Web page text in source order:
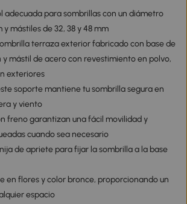
adecuada para sombrillas con un diámetro
y mástiles de 32, 38 y 48 mm
terraza exterior fabricado con base de
mástil de acero con revestimiento en polvo,
exteriores
soporte mantiene tu sombrilla segura en
y viento
freno garantizan una fácil movilidad y
cuando sea necesario
de apriete para fijar la sombrilla a la base
en flores y color bronce, proporcionando un
espacio